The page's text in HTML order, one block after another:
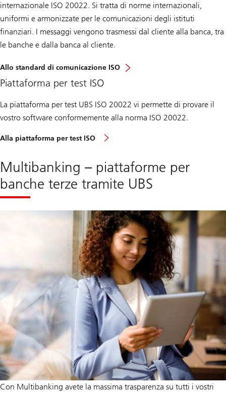
internazionale ISO 20022. Si tratta di norme internazionali,
uniformi e armonizzate per le comunicazioni degli istituti
finanziari. I messaggi vengono trasmessi dal cliente alla banca, tra
le banche e dalla banca al cliente.
Allo standard di comunicazione ISO
Piattaforma per test ISO
La piattaforma per test UBS ISO 20022 vi permette di provare il
vostro software conformemente alla norma ISO 20022.
Alla piattaforma per test ISO
Multibanking – piattaforme per
banche terze tramite UBS
Con Multibanking avete la massima trasparenza su tutti i vostri